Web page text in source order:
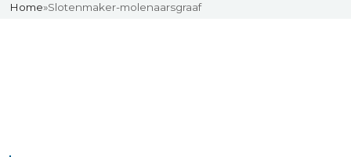
Home»Slotenmaker-molenaarsgraaf